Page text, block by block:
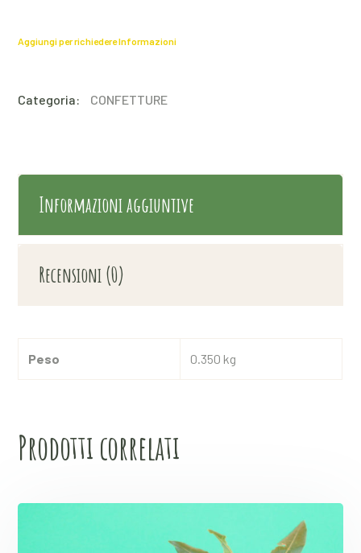
Aggiungi per richiedere Informazioni
Categoria: CONFETTURE
Informazioni aggiuntive
Recensioni (0)
Peso 0.350 kg
Prodotti correlati